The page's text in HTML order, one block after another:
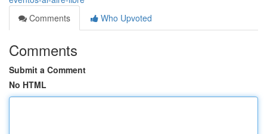
Comments
Who Upvoted
Comments
Submit a Comment
No HTML